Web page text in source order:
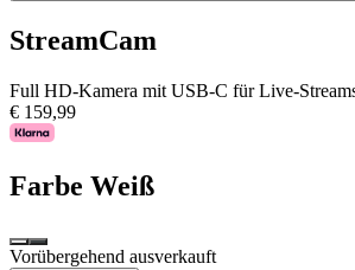
StreamCam
Full HD-Kamera mit USB-C für Live-
€ 159,99
Farbe Weiß
Vorübergehend ausverkauft